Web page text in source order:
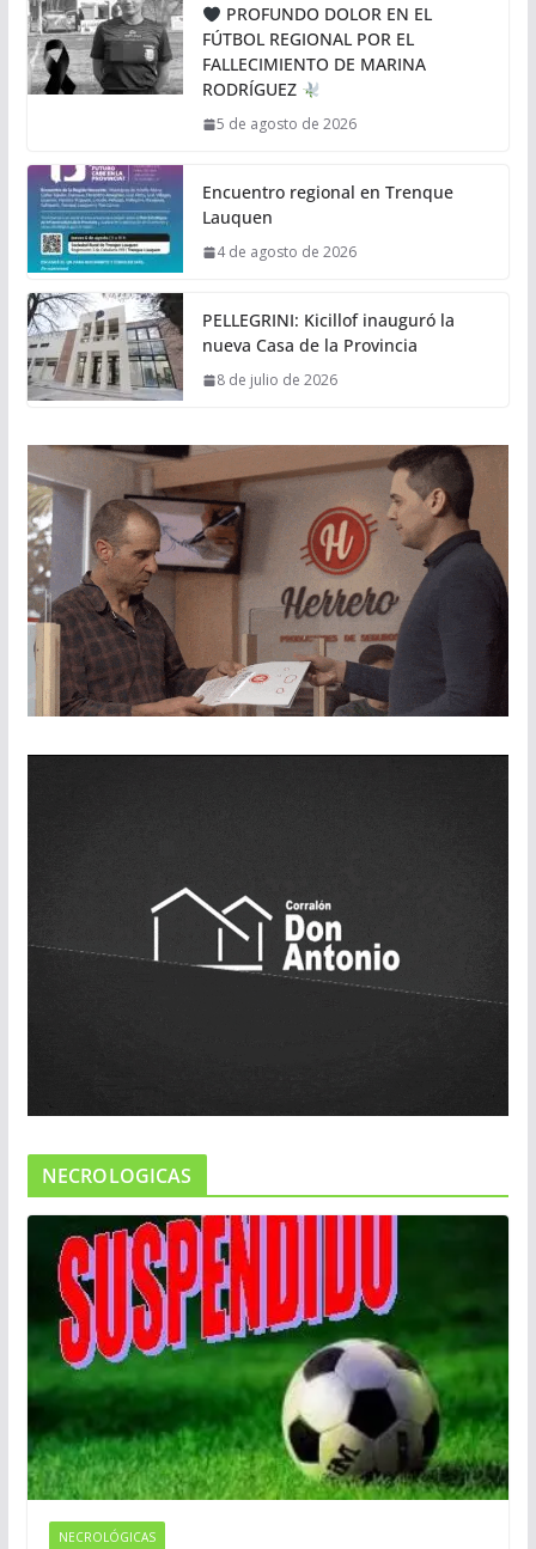
PROFUNDO DOLOR EN EL
FÚTBOL REGIONAL POR EL
FALLECIMIENTO DE MARINA
RODRÍGUEZ
5 de agosto de 2026
Encuentro regional en Trenque
Lauquen
4 de agosto de 2026
PELLEGRINI: Kicillof inauguró la
nueva Casa de la Provincia
8 de julio de 2026
NECROLOGICAS
NECROLÓGICAS